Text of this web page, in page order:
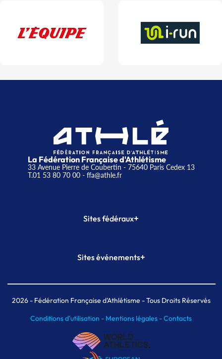
La Fédération Française d'Athlétisme
33 Avenue Pierre de Coubertin - 75640 Paris Cedex 13
T.01 53 80 70 00- ffa@athle.fr
Sites fédéraux+
Plateforme Formation
Sites événements+
Meeting de Paris indoor
MAIF Ekiden de Paris
2026- Fédération Française d'Athlétisme - Tous Droits Réservés
Conditions d'utilisation - Mentions légales -Contacts